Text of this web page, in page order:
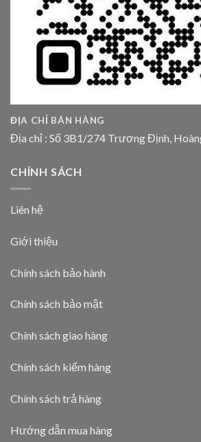
ĐỊA CHỈ BÁN HÀNG
Địa chỉ : Số 3B1/274 Trương Định,
CHÍNH SÁCH
Liên hệ
Giới thiệu
Chính sách bảo hành
Chính sách bảo mật
Chính sách giao hàng
Chính sách kiểm hàng
Chính sách trả hàng
Hướng dẫn mua hàng